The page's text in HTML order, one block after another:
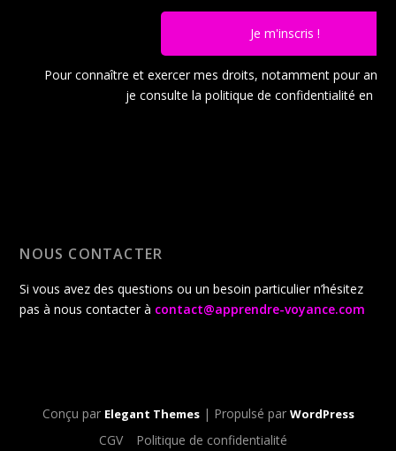
Je m'inscris !
Pour connaître et exercer mes droits, notamment pour
je consulte la politique de confidentialité en
NOUS CONTACTER
Si vous avez des questions ou un besoin particulier n’hésitez
pas à nous contacter à contact@apprendre-voyance.com
Conçu par Elegant Themes| Propulsé par WordPress
CGV
Politique de confidentialité